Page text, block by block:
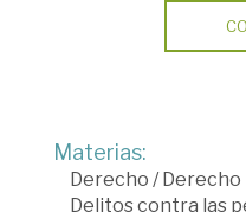
Materias:
Derecho / Derecho
Delitos contra las